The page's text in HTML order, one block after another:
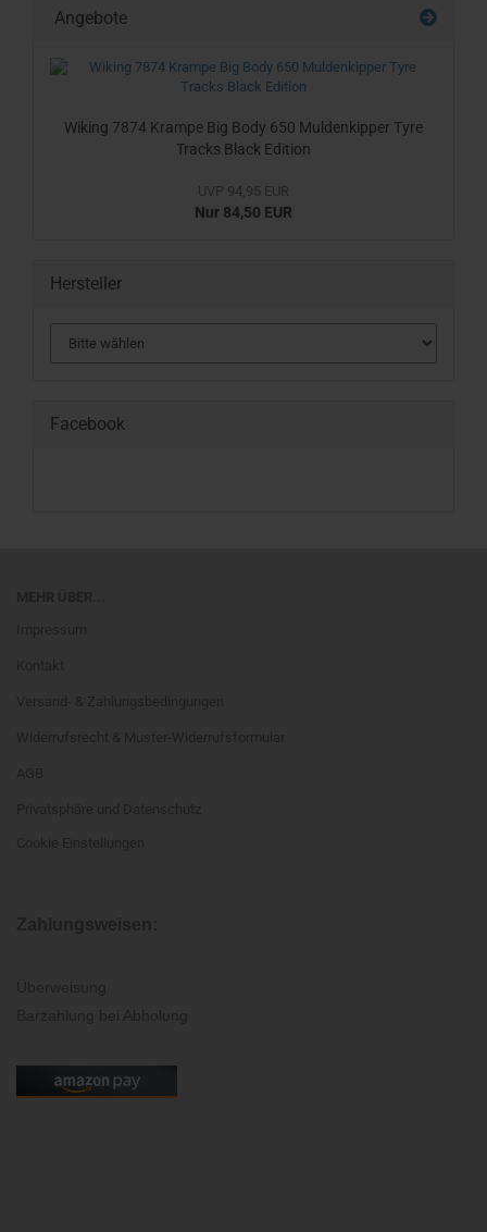
Angebote
Wiking 7874 Krampe Big Body 650 Muldenkipper Tyre
Tracks Black Edition
UVP 94,95 EUR
Nur 84,50 EUR
Hersteller
Facebook